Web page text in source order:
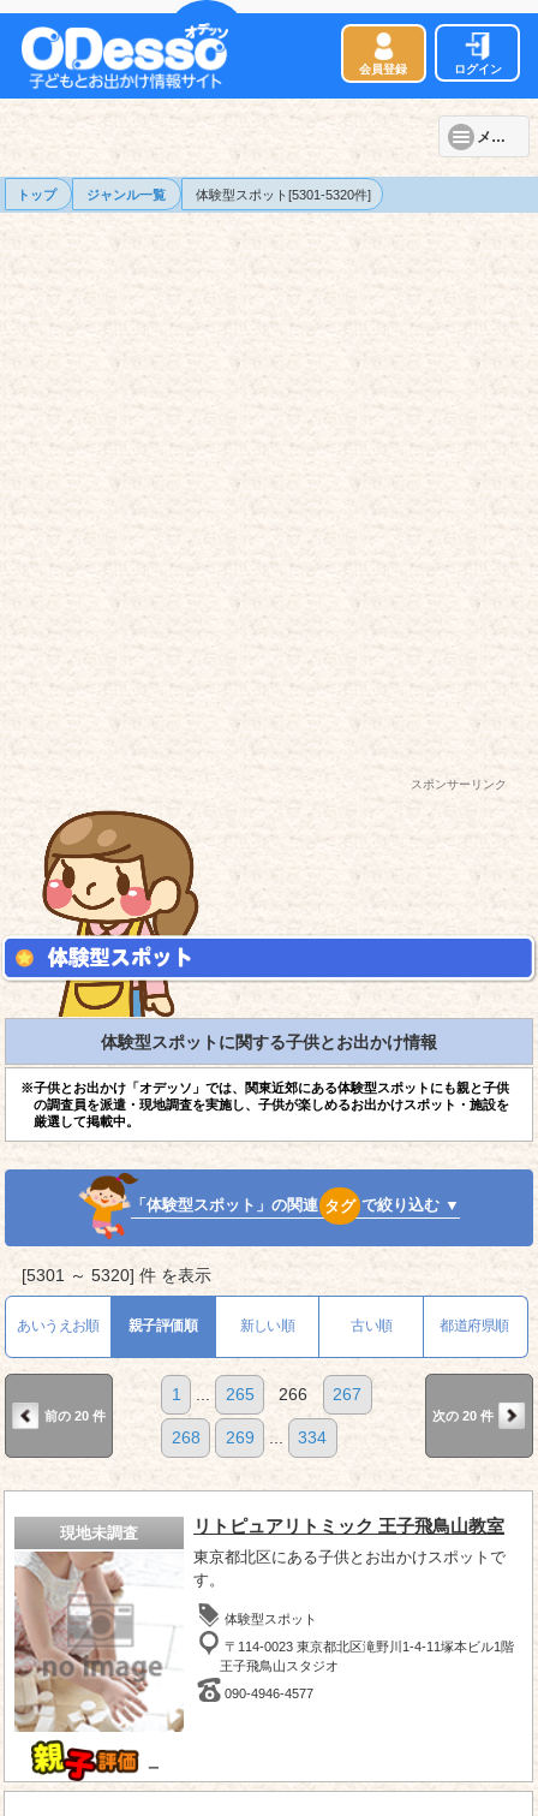
会員登録 ログイン
メニュー
トップ ジャンル一覧 体験型スポット[5301-5320件]
スポンサーリンク
体験型スポットに関する子供とお出かけ情報
※子供とお出かけ「オデッソ」では、関東近郊にある体験型スポットにも親と子供
の調査員を派遣・現地調査を実施し、子供が楽しめるお出かけスポット・施設を
厳選して掲載中。
「体験型スポット」の関連 タグ で絞り込む ▼
[5301 ～ 5320] 件 を表示
あいうえお順 親子評価順 新しい順 古い順 都道府県順
前の 20 件
1 ... 265 266 267
268 269 ... 334
次の 20 件
現地未調査
－
リトピュアリトミック 王子飛鳥山教室
東京都北区にある子供とお出かけスポットで
す。
体験型スポット
〒114-0023 東京都北区滝野川1-4-11塚本ビル1階
王子飛鳥山スタジオ
090-4946-4577